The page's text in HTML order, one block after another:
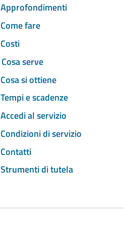
Approfondimenti
Come fare
Costi
Cosa serve
Cosa si ottiene
Tempi e scadenze
Accedi al servizio
Condizioni di servizio
Contatti
Strumenti di tutela